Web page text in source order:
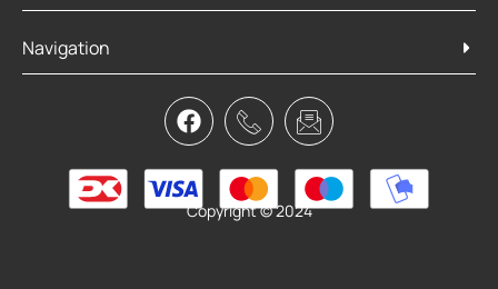
Trek Dual Sport 2 Gen 5 Stagger 2025
7.599,00kr.6.599,00kr.
Vælg muligheder
Navigation
Copyright © 2024